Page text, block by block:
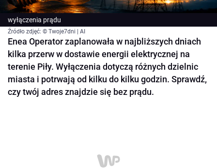
wyłączenia prądu
Źródło zdjęć: © Twoje7dni | AI
Enea Operator zaplanowała w najbliższych dniach
kilka przerw w dostawie energii elektrycznej na
terenie Piły. Wyłączenia dotyczą różnych dzielnic
miasta i potrwają od kilku do kilku godzin. Sprawdź,
czy twój adres znajdzie się bez prądu.